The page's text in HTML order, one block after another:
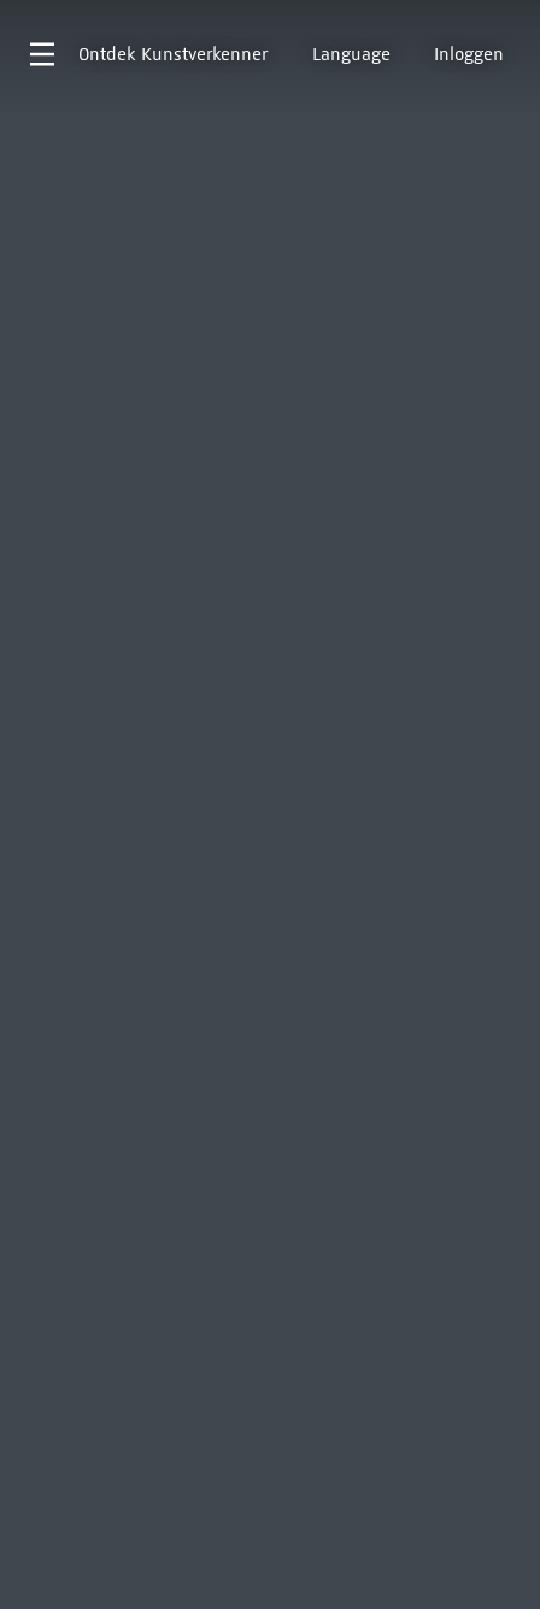
Ontdek Kunstverkenner Language Inloggen